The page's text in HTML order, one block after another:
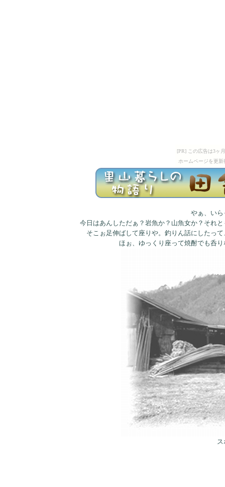
[PR] この広告は3ヶ
ホームページを更
やぁ、い
今日はあんしただぁ？岩魚か？山魚女か？それ
そこぉ足伸ばして座りや。釣りん話にしたっ
ほぉ、ゆっくり座って焼酎でも呑